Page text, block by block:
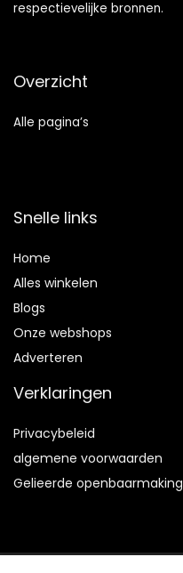
respectievelijke bronnen.
Overzicht
Alle pagina’s
Snelle links
Home
Alles winkelen
Blogs
Onze webshops
Adverteren
Verklaringen
Privacybeleid
algemene voorwaarden
Gelieerde openbaarmaking